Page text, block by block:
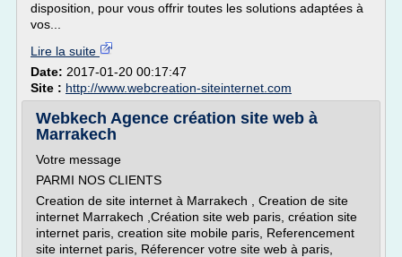
disposition, pour vous offrir toutes les solutions adaptées à
vos...
Lire la suite
Date: 2017-01-20 00:17:47
Site : http://www.webcreation-siteinternet.com
Webkech Agence création site web à
Marrakech
Votre message
PARMI NOS CLIENTS
Creation de site internet à Marrakech , Creation de site
internet Marrakech ,Création site web paris, création site
internet paris, creation site mobile paris, Referencement
site internet paris, Réferencer votre site web à paris,